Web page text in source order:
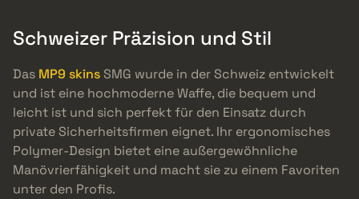
Schweizer Präzision und Stil
Das MP9 skinsSMG wurde in der Schweiz entwickelt
und ist eine hochmoderne Waffe, die bequem und
leicht ist und sich perfekt für den Einsatz durch
private Sicherheitsfirmen eignet. Ihr ergonomisches
Polymer-Design bietet eine außergewöhnliche
Manövrierfähigkeit und macht sie zu einem Favoriten
unter den Profis.